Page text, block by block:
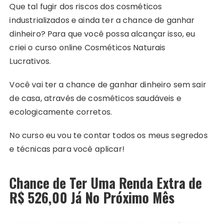
Que tal fugir dos riscos dos cosméticos
industrializados e ainda ter a chance de ganhar
dinheiro? Para que você possa alcançar isso, eu
criei o curso online Cosméticos Naturais
Lucrativos.
Você vai ter a chance de ganhar dinheiro sem sair
de casa, através de cosméticos saudáveis e
ecologicamente corretos.
No curso eu vou te contar todos os meus segredos
e técnicas para você aplicar!
Chance de Ter Uma Renda Extra de
R$ 526,00 Já No Próximo Mês